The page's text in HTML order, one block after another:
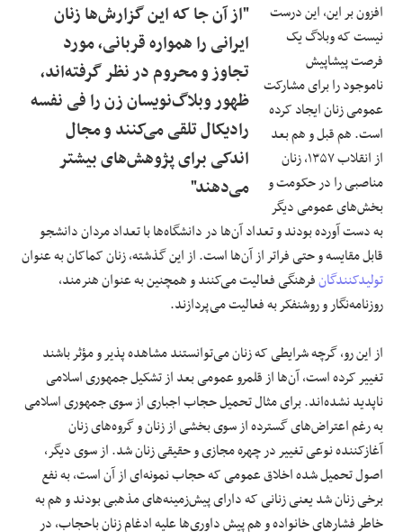
"از آن جا که این گزارش‌ها زنان
ایرانی را همواره قربانی، مورد
تجاوز و محروم در نظر گرفته‌اند،
ظهور وبلاگ‌نویسان زن را فی نفسه
رادیکال تلقی می‌کنند و مجال
اندکی برای پژوهش‌های بیشتر
می‌دهند"
افزون بر این، این درست
نیست که وبلاگ یک
فرصت پیشاپیش
ناموجود را برای مشارکت
عمومی زنان ایجاد کرده
است. هم قبل و هم بعد
از انقلاب ۱۳۵۷، زنان
مناصبی را در حکومت و
بخش‌های عمومی دیگر
به دست آورده بودند و تعداد آن‌ها در دانشگاه‌ها با تعداد مردان دانشجو
قابل مقایسه و حتی فراتر از آن‌ها است. از این گذشته، زنان کماکان به عنوان
تولیدکنندگانفرهنگی فعالیت می‌کنند و همچنین به عنوان هنرمند،
روزنامه‌نگار و روشنفکر به فعالیت می‌پردازند.
از این رو، گرچه شرایطی که زنان می‌توانستند مشاهده پذیر و مؤثر باشند
تغییر کرده است، آن‌ها از قلمرو عمومی بعد از تشکیل جمهوری اسلامی
ناپدید نشده‌اند. برای مثال تحمیل حجاب اجباری از سوی جمهوری اسلامی
به رغم اعتراض‌های گسترده از سوی بخشی از زنان و گروه‌های زنان
آغازکننده نوعی تغییر در چهره مجازی و حقیقی زنان شد. از سوی دیگر،
اصول تحمیل شده‌ اخلاق عمومی که حجاب نمونه‌ای از آن است، به نفع
برخی زنان شد یعنی زنانی که دارای پیش‌زمینه‌های مذهبی بودند و هم به
خاطر فشارهای خانواده و هم پیش داوری‌ها علیه ادغام زنان باحجاب، در